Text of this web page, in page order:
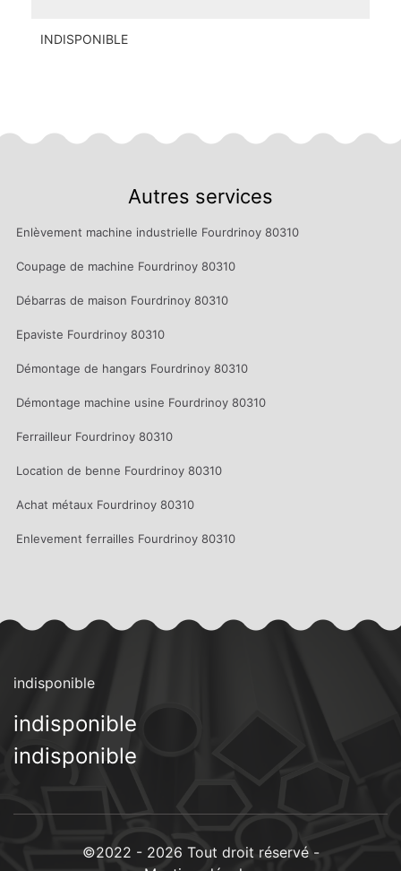
INDISPONIBLE
Autres services
Enlèvement machine industrielle Fourdrinoy 80310
Coupage de machine Fourdrinoy 80310
Débarras de maison Fourdrinoy 80310
Epaviste Fourdrinoy 80310
Démontage de hangars Fourdrinoy 80310
Démontage machine usine Fourdrinoy 80310
Ferrailleur Fourdrinoy 80310
Location de benne Fourdrinoy 80310
Achat métaux Fourdrinoy 80310
Enlevement ferrailles Fourdrinoy 80310
indisponible
indisponible
indisponible
©2022 - 2026 Tout droit réservé -